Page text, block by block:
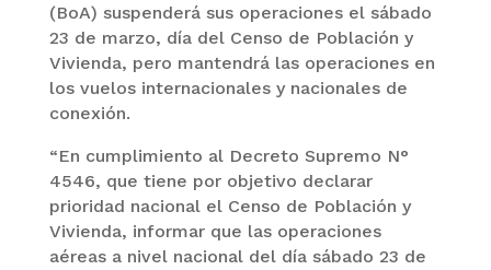
(BoA) suspenderá sus operaciones el sábado
23 de marzo, día del Censo de Población y
Vivienda, pero mantendrá las operaciones en
los vuelos internacionales y nacionales de
conexión.
“En cumplimiento al Decreto Supremo N°
4546, que tiene por objetivo declarar
prioridad nacional el Censo de Población y
Vivienda, informar que las operaciones
aéreas a nivel nacional del día sábado 23 de